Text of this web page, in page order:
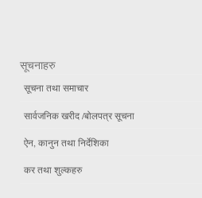
सूचनाहरु
सूचना तथा समाचार
सार्वजनिक खरीद /बोलपत्र सूचना
ऐन, कानुन तथा निर्देशिका
कर तथा शुल्कहरु